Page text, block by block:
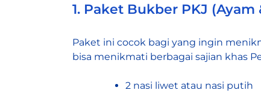
1. Paket Bukber PKJ (Ayam
Paket ini cocok bagi yang ingin
bisa menikmati berbagai sajian khas
2 nasi liwet atau nasi putih